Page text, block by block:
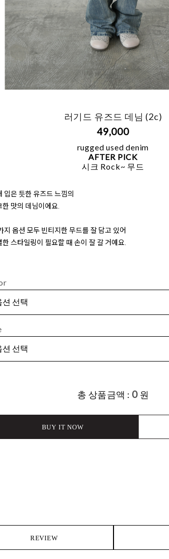
러기드 유즈드 데님 (2c)
49,000
rugged used denim
AFTER PICK
시크 Rock~ 무드
입은 듯한 유즈드 느낌의
한 맛의 데님이에요.
지 옵션 모두 빈티지한 무드를 잘 담고 있어
한 스타일링이 필요할 때 손이 잘 갈 거예요.
총 상품금액 : 0 원
BUY IT NOW
REVIEW